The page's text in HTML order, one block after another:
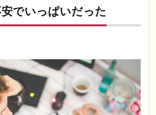
でいっぱいだった